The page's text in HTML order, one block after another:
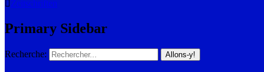
Zeitschriften
Primary Sidebar
Recherche: